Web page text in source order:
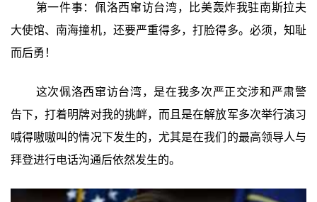
第一件事：佩洛西窜访台湾，比美轰炸我驻南斯拉夫
大使馆、南海撞机，还要严重得多，打脸得多。必须，知耻
而后勇！
这次佩洛西窜访台湾，是在我多次严正交涉和严肃警
告下，打着明牌对我的挑衅，而且是在解放军多次举行演习
喊得嗷嗷叫的情况下发生的，尤其是在我们的最高领导人与
拜登进行电话沟通后依然发生的。